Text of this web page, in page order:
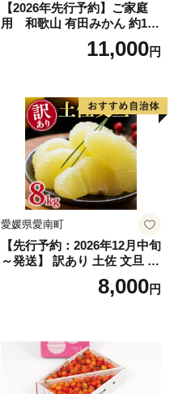
【2026年先行予約】ご家庭
用 和歌山 有田みかん 約10k
g (2L、3Lサイズ)【湯浅町】
11,000円
愛媛県愛南町
【先行予約：2026年12月中旬
～発送】 訳あり 土佐 文旦 8k
g (Mサイズ以上サイズミック
ス) 8000円 わけあり ぶんた
産 農家直送 期間限定 特産品
サイズミックス くらもとフ
ァーム 愛南町 愛媛県
8,000円